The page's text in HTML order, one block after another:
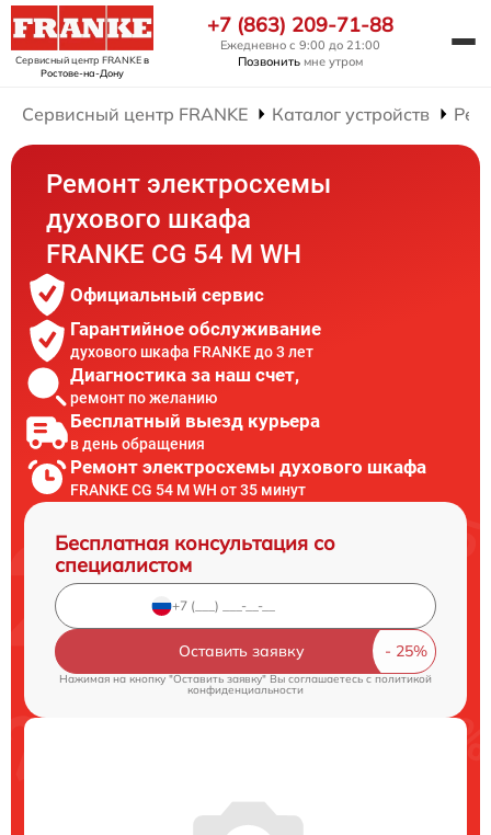
Сервисный центр FRANKEв
Ростове-на-Дону
+7 (863) 209-71-88
Ежедневно с 9:00 до 21:00
Позвонить мне утром
Сервисный центр FRANKE Каталог устройств
Ремонт электросхемы
духового шкафа
FRANKE CG 54 M WH
Официальный сервис
Гарантийное обслуживание
духового шкафа FRANKE до 3 лет
Диагностика за наш счет,
ремонт по желанию
Бесплатный выезд курьера
в день обращения
Ремонт электросхемы духового шкафа
FRANKE CG 54 M WH от 35 минут
Бесплатная консультация со
специалистом
Оставить заявку
Нажимая на кнопку "Оставить заявку" Вы соглашаетесь cполитикой
конфиденциальности